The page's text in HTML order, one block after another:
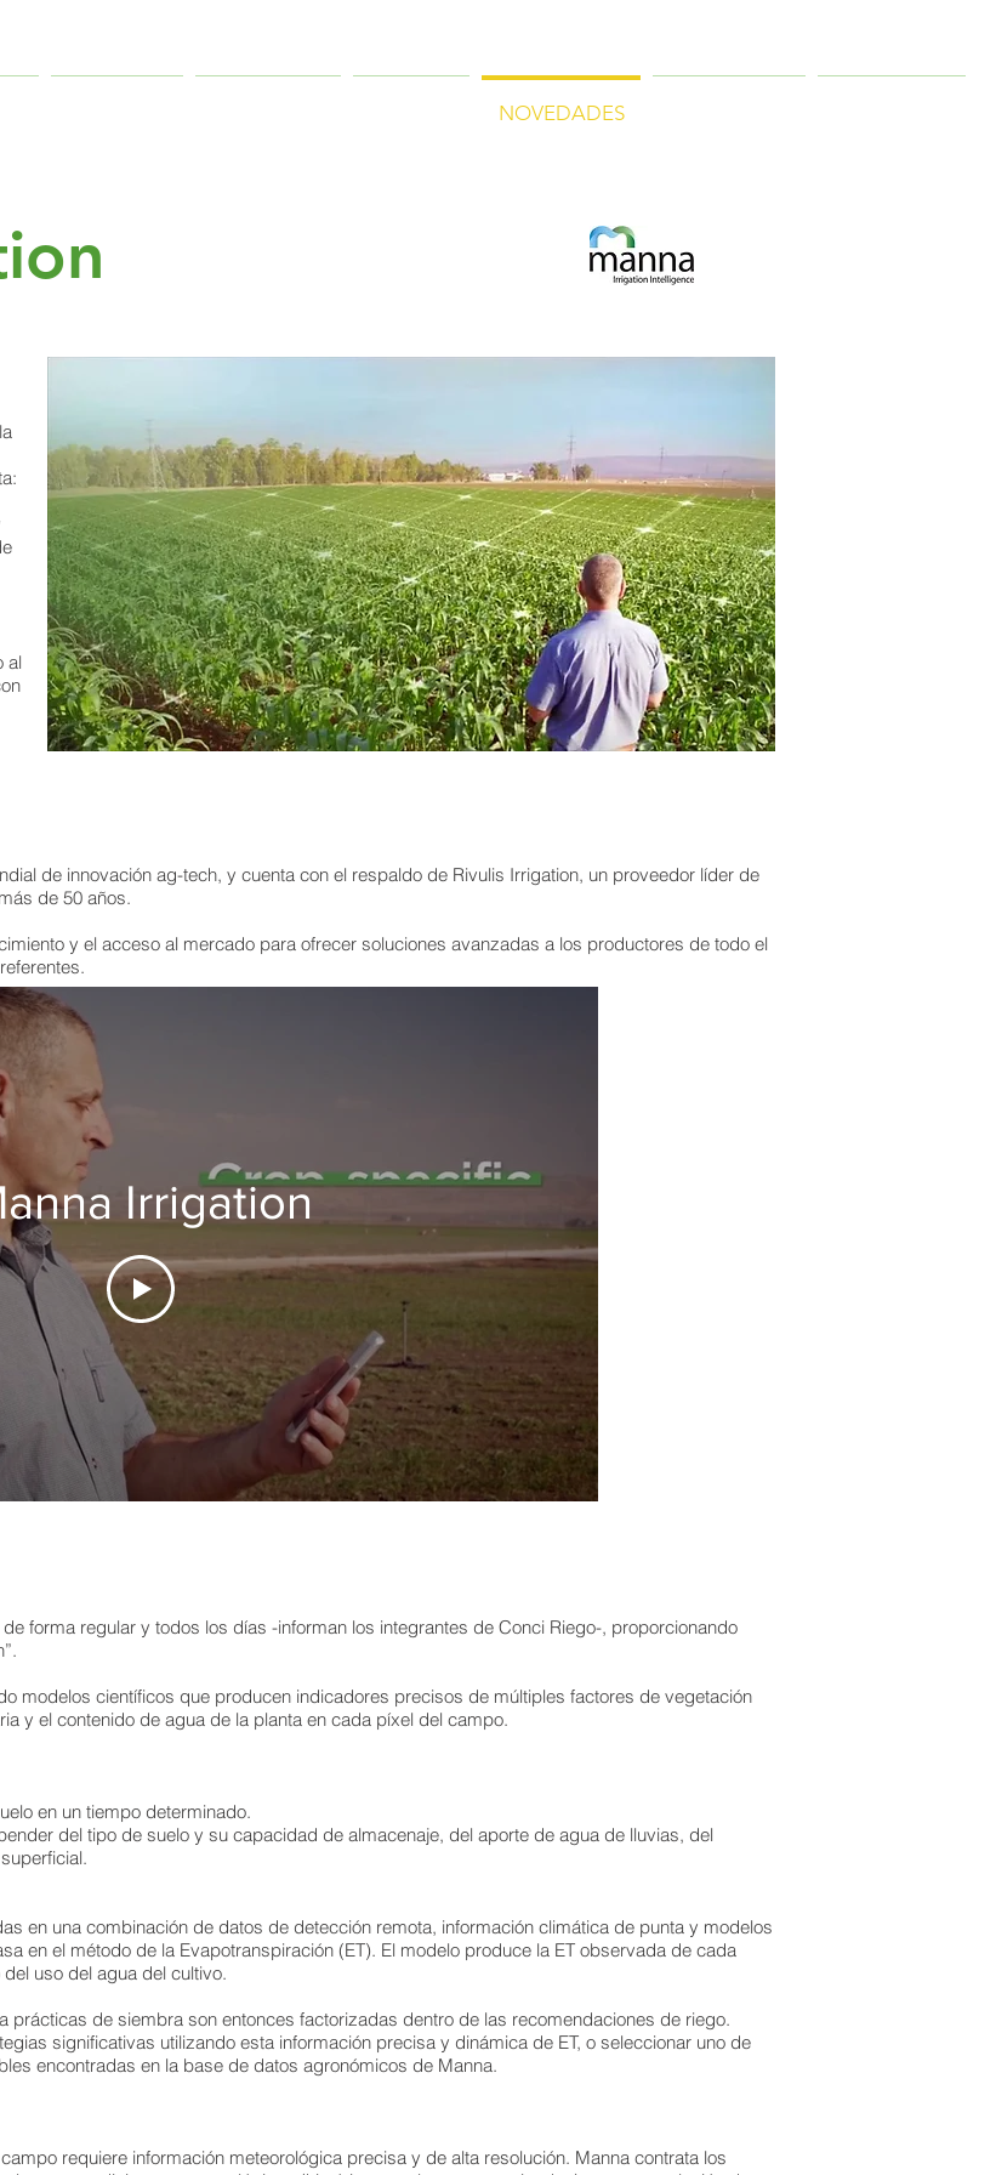
NOVEDADES
al
de innovación ag-tech, y cuenta con el respaldo de Rivulis Irrigation, un proveedor líder de
de 50 años.
y el acceso al mercado para ofrecer soluciones avanzadas a los productores de todo el
Irrigation
forma regular y todos los días -informan los integrantes de Conci Riego-, proporcionando
modelos científicos que producen indicadores precisos de múltiples factores de vegetación
y el contenido de agua de la planta en cada píxel del campo.
en un tiempo determinado.
del tipo de suelo y su capacidad de almacenaje, del aporte de agua de lluvias, del
en una combinación de datos de detección remota, información climática de punta y modelos
en el método de la Evapotranspiración (ET). El modelo produce la ET observada de cada
uso del agua del cultivo.
prácticas de siembra son entonces factorizadas dentro de las recomendaciones de riego.
significativas utilizando esta información precisa y dinámica de ET, o seleccionar uno de
encontradas en la base de datos agronómicos de Manna.
requiere información meteorológica precisa y de alta resolución. Manna contrata los